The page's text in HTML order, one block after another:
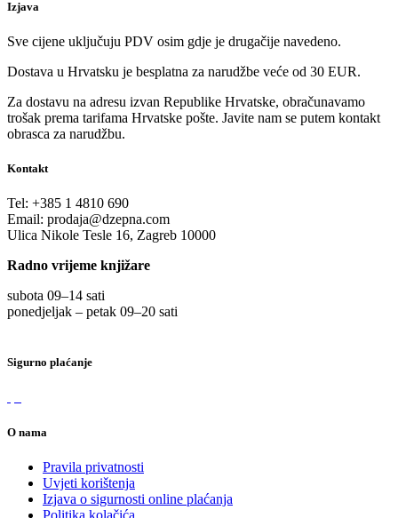
Izjava
Sve cijene uključuju PDV osim gdje je drugačije navedeno.
Dostava u Hrvatsku je besplatna za narudžbe veće od 30 EUR.
Za dostavu na adresu izvan Republike Hrvatske, obračunavamo
trošak prema tarifama Hrvatske pošte. Javite nam se putem kontakt
obrasca za narudžbu.
Kontakt
Tel: +385 1 4810 690
Email: prodaja@dzepna.com
Ulica Nikole Tesle 16, Zagreb 10000
Radno vrijeme knjižare
subota 09–14 sati
ponedjeljak – petak 09–20 sati
Sigurno plaćanje
O nama
Pravila privatnosti
Uvjeti korištenja
Izjava o sigurnosti online plaćanja
Politika kolačića